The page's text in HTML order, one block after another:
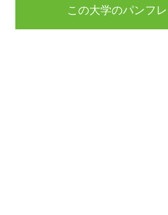
この大学のパンフ